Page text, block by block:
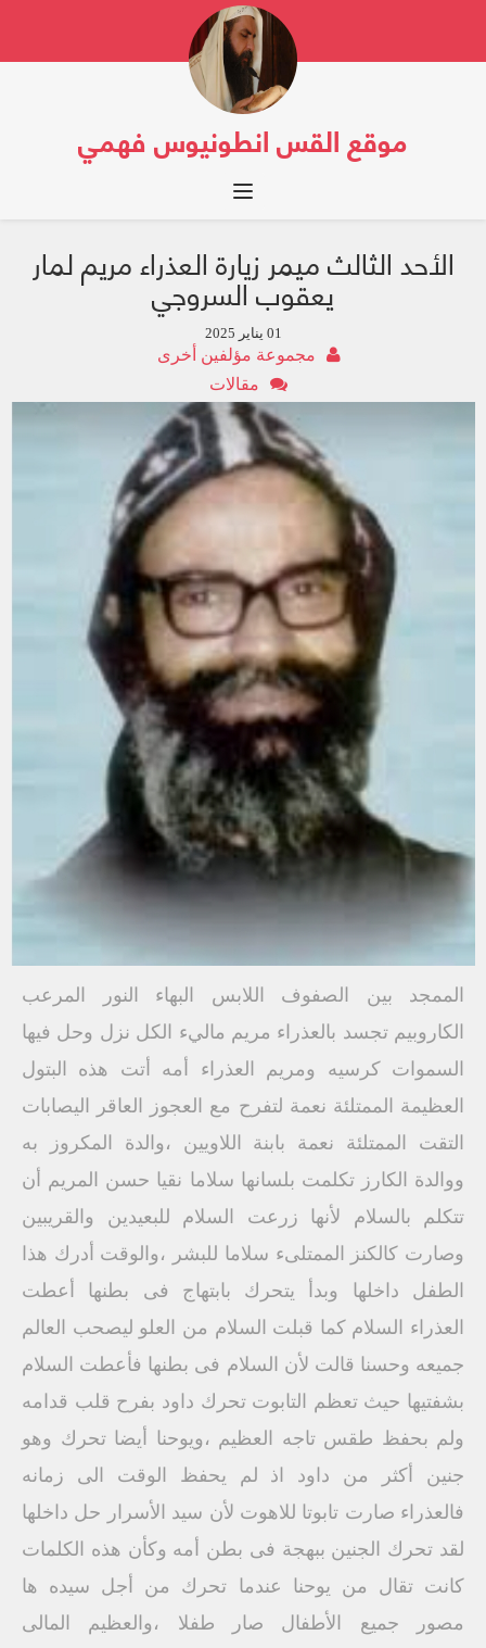
موقع القس انطونيوس فهمي
Toggle navigation
الأحد الثالث ميمر زيارة العذراء مريم لمار
يعقوب السروجي
01 يناير 2025
مجموعة مؤلفين أخرى
مقالات
الممجد بين الصفوف اللابس البهاء النور المرعب
الكاروبيم تجسد بالعذراء مريم ماليء الكل نزل وحل فيها
السموات كرسيه ومريم العذراء أمه أتت هذه البتول
العظيمة الممتلئة نعمة لتفرح مع العجوز العاقر اليصابات
التقت الممتلئة نعمة بابنة اللاويين ،والدة المكروز به
ووالدة الكارز تكلمت بلسانها سلاما نقيا حسن المريم أن
تتكلم بالسلام لأنها زرعت السلام للبعيدين والقريبين
وصارت كالكنز الممتلىء سلاما للبشر ،والوقت أدرك هذا
الطفل داخلها وبدأ يتحرك بابتهاج فى بطنها أعطت
العذراء السلام كما قبلت السلام من العلو ليصحب العالم
جميعه وحسنا قالت لأن السلام فى بطنها فأعطت السلام
بشفتيها حيث تعظم التابوت تحرك داود بفرح قلب قدامه
ولم بحفظ طقس تاجه العظيم ،ويوحنا أيضا تحرك وهو
جنين أكثر من داود اذ لم يحفظ الوقت الى زمانه
فالعذراء صارت تابوتا للاهوت لأن سيد الأسرار حل داخلها
لقد تحرك الجنين ببهجة فى بطن أمه وكأن هذه الكلمات
كانت تقال من يوحنا عندما تحرك من أجل سیده ها
مصور جميع الأطفال صار طفلا ،والعظيم المالى